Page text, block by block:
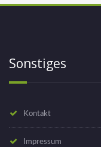
Sonstiges
Kontakt
Impressum